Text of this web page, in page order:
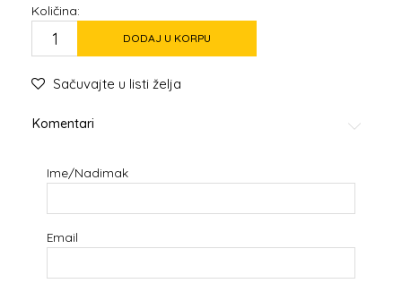
Količina:
DODAJ U KORPU
Sačuvajte u listi želja
Komentari
Ime/Nadimak
Email